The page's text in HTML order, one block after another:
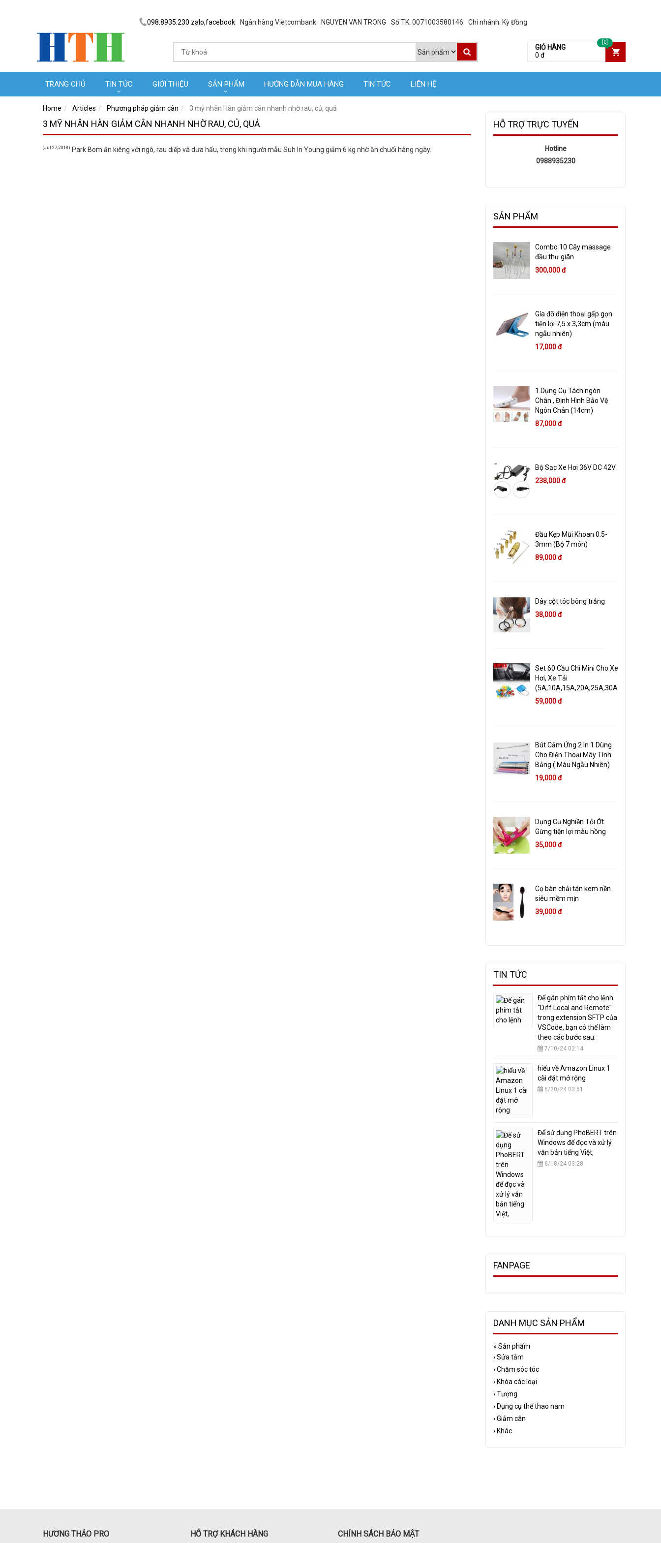
098.8935.230 zalo,facebook Ngân hàng Vietcombank NGUYEN VAN TRONG Số TK: 0071003580146 Chi nhánh: Kỳ Đồng
GIỎ HÀNG
0 đ
[0]
TRANG CHỦ TIN TỨC GIỚI THIỆU SẢN PHẨM HƯỚNG DẪN MUA HÀNG TIN TỨC LIÊN HỆ
Home Articles Phương pháp giảm cân 3 mỹ nhân Hàn giảm cân nhanh nhờ rau, củ, quả
3 MỸ NHÂN HÀN GIẢM CÂN NHANH NHỜ RAU, CỦ, QUẢ
(Jul 27, 2018) Park Bom ăn kiêng với ngô, rau diếp và dưa hấu, trong khi người mẫu Suh In Young giảm 6 kg nhờ ăn chuối hàng ngày.
HỖ TRỢ TRỰC TUYẾN
Hotline
0988935230
SẢN PHẨM
Combo 10 Cây massage
đầu thư giãn
300,000 đ
Gía đỡ điện thoại gấp gọn
tiện lợi 7,5 x 3,3cm (màu
ngẫu nhiên)
17,000 đ
1 Dụng Cụ Tách ngón
Chân , Định Hình Bảo Vệ
Ngón Chân (14cm)
87,000 đ
Bộ Sạc Xe Hơi 36V DC 42V
238,000 đ
Đầu Kẹp Mũi Khoan 0.5-
3mm (Bộ 7 món)
89,000 đ
Dây cột tóc bông trắng
38,000 đ
Set 60 Cầu Chì Mini Cho Xe
Hơi, Xe Tải
(5A,10A,15A,20A,25A,30A)
59,000 đ
Bút Cảm Ứng 2 In 1 Dùng
Cho Điện Thoại Máy Tính
Bảng ( Màu Ngẫu Nhiên)
19,000 đ
Dụng Cụ Nghiền Tỏi Ớt
Gừng tiện lợi màu hồng
35,000 đ
Cọ bàn chải tán kem nền
siêu mềm mịn
39,000 đ
TIN TỨC
​Để gán phím tắt cho lệnh
"Diff Local and Remote"
trong extension SFTP của
VSCode, bạn có thể làm
theo các bước sau:
7/10/24 02:14
hiểu về Amazon Linux 1
cài đặt mở rộng
6/20/24 03:51
​Để sử dụng PhoBERT trên
Windows để đọc và xử lý
văn bản tiếng Việt,
6/18/24 03:28
FANPAGE
DANH MỤC SẢN PHẨM
» Sản phẩm
›Sửa tắm
›Chăm sóc tóc
› Khóa các loại
›Tượng
› Dụng cụ thể thao nam
›Giảm cân
› Khác
HƯƠNG THẢO PRO HỖ TRỢ KHÁCH HÀNG CHÍNH SÁCH BẢO MẬT